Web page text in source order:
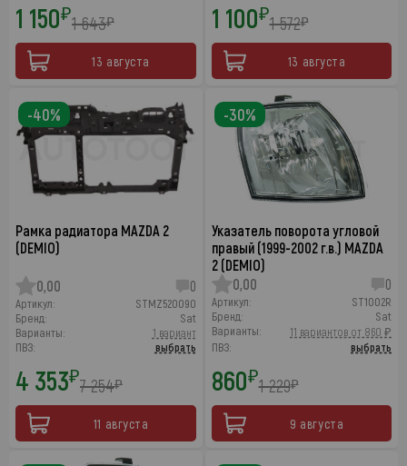
1 150₽1 643₽
13 августа
1 100₽1 572₽
13 августа
Рамка радиатора MAZDA 2
(DEMIO)
0,00 0
Артикул:
STMZ520090
Бренд:
Sat
Варианты:
1 вариант
ПВЗ:
выбрать
4 353₽7 254₽
11 августа
-40%
Указатель поворота угловой
правый (1999-2002 г.в.) MAZDA
2 (DEMIO)
0,00
0
Артикул:
ST1002R
Бренд:
Sat
Варианты:
11 вариантов от 860 ₽
ПВЗ:
выбрать
860₽1 229₽
9 августа
-30%